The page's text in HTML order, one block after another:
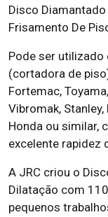
Disco
Frisamento De
Pode ser
(cortadora de
Fortemac,
Vibromak,
Honda ou similar,
excelente rapidez
A JRC criou o
Dilatação com
pequenos